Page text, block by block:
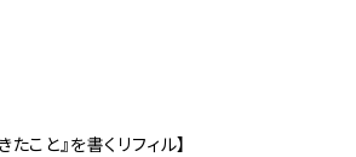
こと』を書くリフィル】